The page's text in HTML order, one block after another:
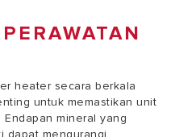
heater secara berkala
untuk memastikan unit
mineral yang
dapat mengurangi